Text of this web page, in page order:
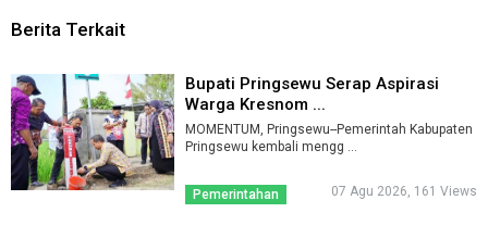
Berita Terkait
Bupati Pringsewu Serap Aspirasi
Warga Kresnom ...
MOMENTUM, Pringsewu--Pemerintah Kabupaten
Pringsewu kembali mengg ...
Pemerintahan 07 Agu 2026, 161 Views